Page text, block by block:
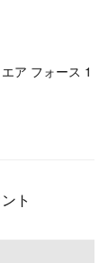
ア フォース 1
ト